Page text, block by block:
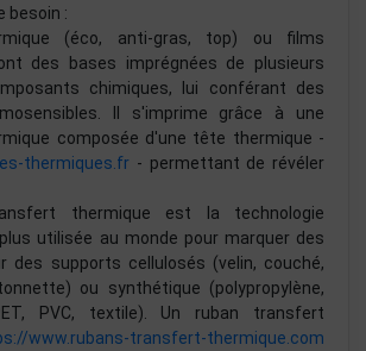
besoin :
(éco, anti-gras, top) ou films
des bases imprégnées de plusieurs
chimiques, lui conférant des
Il s'imprime grâce à une
composée d'une tête thermique -
thermiques.fr - permettant de révéler
thermique est la technologie
utilisée au monde pour marquer des
des supports cellulosés (velin, couché,
ou synthétique (polypropylène,
PVC, textile). Un ruban transfert
www.rubans-transfert-thermique.com